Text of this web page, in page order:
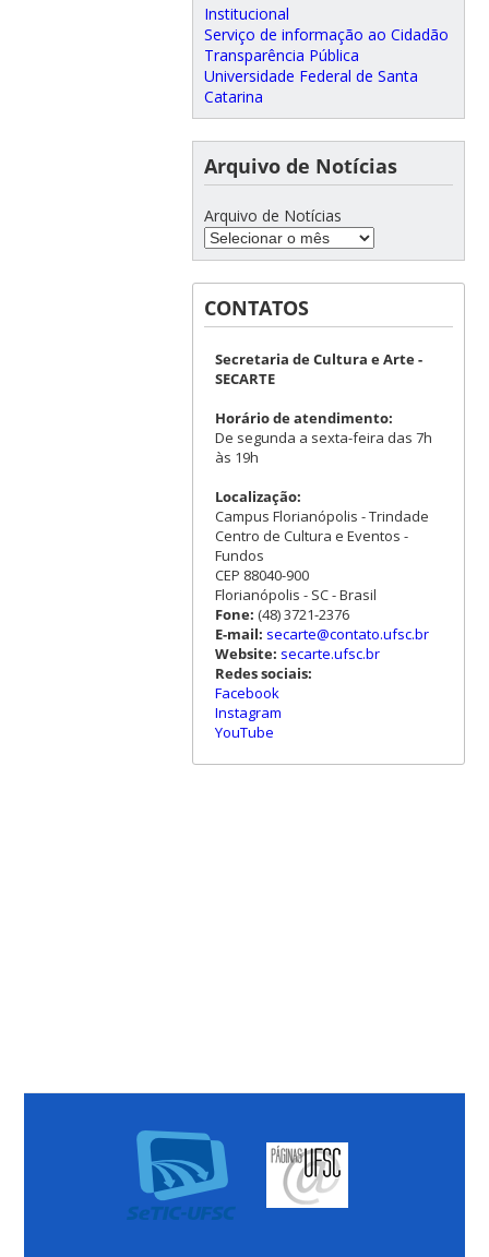
Institucional
Serviço de informação ao Cidadão
Transparência Pública
Universidade Federal de Santa
Catarina
Arquivo de Notícias
Arquivo de Notícias
CONTATOS
Secretaria de Cultura e Arte -
SECARTE
Horário de atendimento:
De segunda a sexta-feira das 7h
às 19h
Localização:
Campus Florianópolis - Trindade
Centro de Cultura e Eventos -
Fundos
CEP 88040-900
Florianópolis - SC - Brasil
Fone: (48) 3721-2376
E-mail: secarte@contato.ufsc.br
Website: secarte.ufsc.br
Redes sociais:
Facebook
Instagram
YouTube